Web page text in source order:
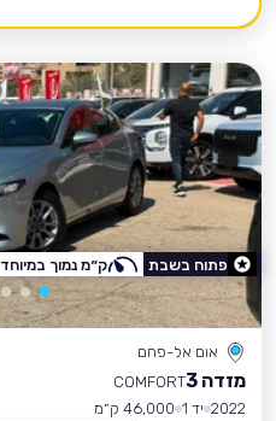
אום אל-פחם
מזדה 3
COMFORT
2022 יד 1
46,000 ק״מ
פתוח בשבת ק״מ נמוך במיוחד